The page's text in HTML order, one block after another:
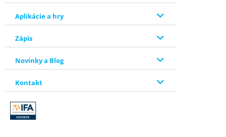
Aplikácie a hry
Zápis
Novinky a Blog
Kontakt